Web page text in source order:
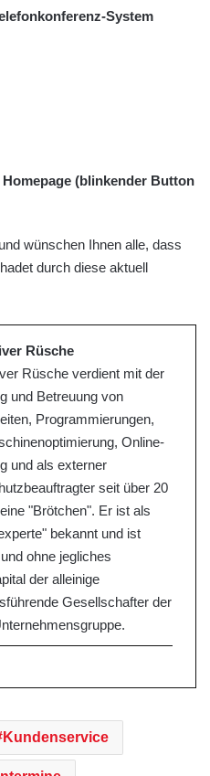
System
(blinkender Button
wünschen Ihnen alle, dass
durch diese aktuell
Rüsche
Rüsche verdient mit der
und Betreuung von
Programmierungen,
Online-
und als externer
seit über 20
"Brötchen". Er ist als
bekannt und ist
ohne jegliches
der alleinige
Gesellschafter der
Kundenservice